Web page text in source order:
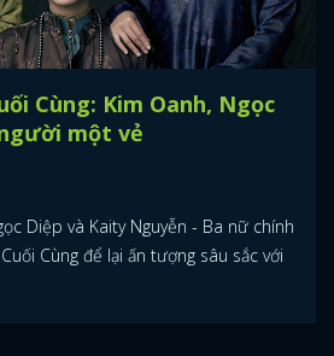
Cùng: Kim Oanh, Ngọc
một vẻ
Diệp và Kaity Nguyễn - Ba nữ chính
Cùng để lại ấn tượng sâu sắc với